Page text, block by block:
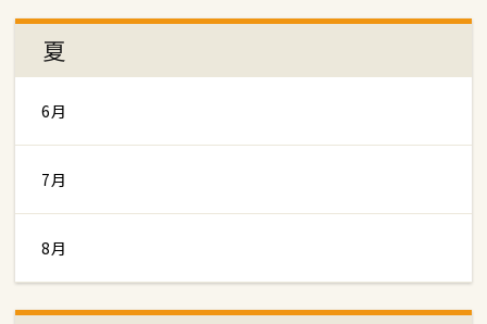
夏
6月
7月
8月